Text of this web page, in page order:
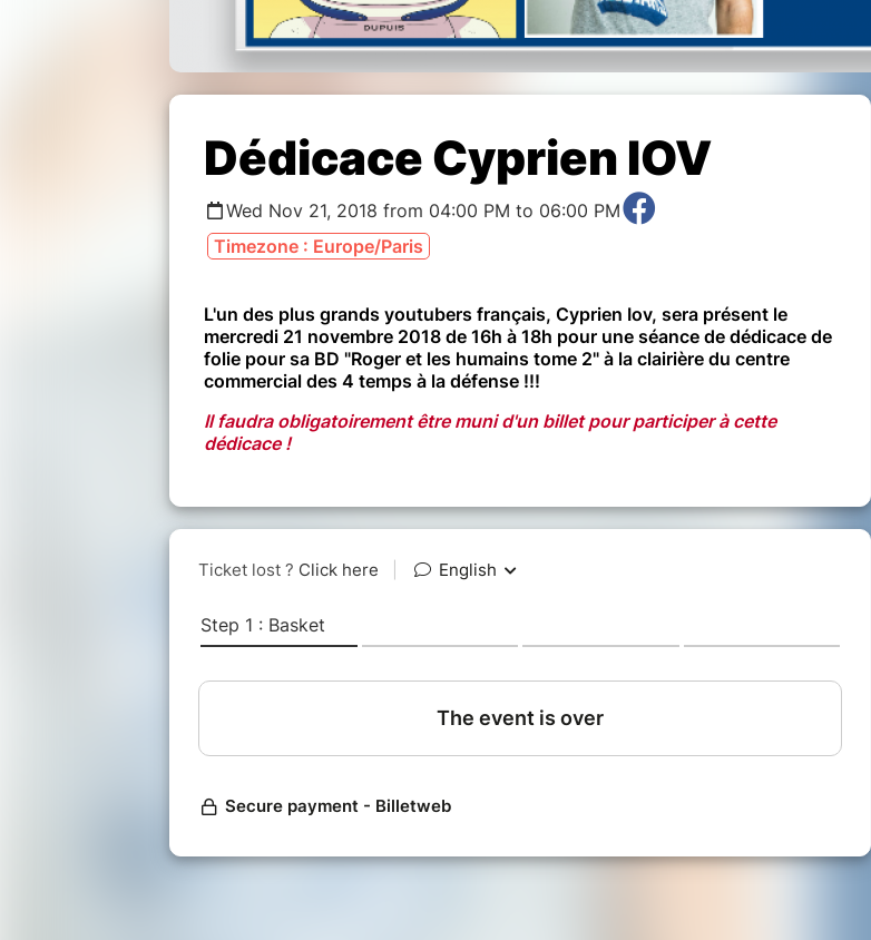
Dédicace Cyprien IOV
Wed Nov 21, 2018 from 04:00 PM to 06:00 PM
Timezone : Europe/Paris
L'un des plus grands youtubers français, Cyprien Iov, sera présent le
mercredi 21 novembre 2018 de 16h à 18h pour une séance de dédicace de
folie pour sa BD "Roger et les humains tome 2" à la clairière du centre
commercial des 4 temps à la défense !!!
Il faudra obligatoirement être muni d'un billet pour participer à cette
dédicace !